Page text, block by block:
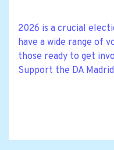
2026 is a crucial
have a wide range of
those ready to get
Support the DA